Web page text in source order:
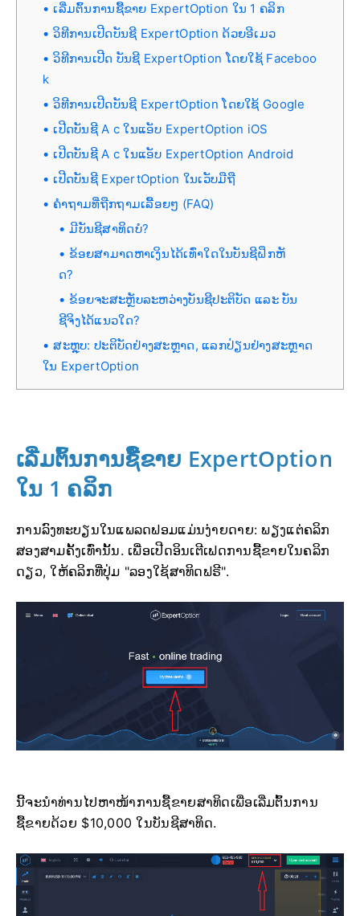
ເລີ່ມຕົ້ນການຊື້ຂາຍ ExpertOption ໃນ 1 ຄລິກ
ວິທີການເປີດບັນຊີ ExpertOption ດ້ວຍອີເມວ
ວິທີການເປີດ ບັນຊີ ExpertOption ໂດຍໃຊ້ Faceboo
k
ວິທີການເປີດບັນຊີ ExpertOption ໂດຍໃຊ້ Google
ເປີດບັນຊີ A c ໃນແອັບ ExpertOption iOS
ເປີດບັນຊີ A c ໃນແອັບ ExpertOption Android
ເປີດບັນຊີ ExpertOption ໃນເວັບມືຖື
ຄຳຖາມທີ່ຖືກຖາມເລື້ອຍໆ (FAQ)
ມີບັນຊີສາທິດບໍ?
ຂ້ອຍສາມາດຫາເງິນໄດ້ເທົ່າໃດໃນບັນຊີຝຶກຫັ
ດ?
ຂ້ອຍຈະສະຫຼັບລະຫວ່າງບັນຊີປະຕິບັດ ແລະ ບັນ
ຊີຈິງໄດ້ແນວໃດ?
ສະຫຼຸບ: ປະຕິບັດຢ່າງສະຫຼາດ, ແລກປ່ຽນຢ່າງສະຫຼາດ
ໃນ ExpertOption
ເລີ່ມຕົ້ນການຊື້ຂາຍ ExpertOption
ໃນ 1 ຄລິກ
ການລົງທະບຽນໃນແພລດຟອມແມ່ນງ່າຍດາຍ: ພຽງແຕ່ຄລິກ
ສອງສາມຄັ້ງເທົ່ານັ້ນ. ເພື່ອເປີດອິນເຕີເຟດການຊື້ຂາຍໃນຄລິກ
ດຽວ, ໃຫ້ຄລິກທີ່ປຸ່ມ "ລອງໃຊ້ສາທິດຟຣີ".
ນີ້ຈະນຳທ່ານໄປຫາໜ້າການຊື້ຂາຍສາທິດເພື່ອເລີ່ມຕົ້ນການ
ຊື້ຂາຍດ້ວຍ $10,000 ໃນບັນຊີສາທິດ.